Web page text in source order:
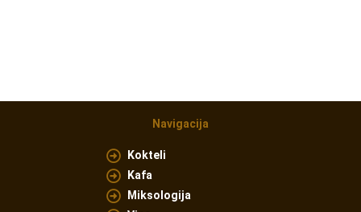
Navigacija
Kokteli
Kafa
Miksologija